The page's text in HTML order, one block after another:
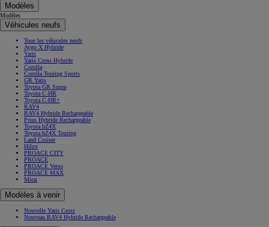
Modèles
Modèles
Véhicules neufs
Tous les véhicules neufs
Aygo X Hybride
Yaris
Yaris Cross Hybride
Corolla
Corolla Touring Sports
GR Yaris
Toyota GR Supra
Toyota C-HR
Toyota C-HR+
RAV4
RAV4 Hybride Rechargeable
Prius Hybride Rechargeable
Toyota bZ4X
Toyota bZ4X Touring
Land Cruiser
Hilux
PROACE CITY
PROACE
PROACE Verso
PROACE MAX
Mirai
Modèles à venir
Nouvelle Yaris Cross
Nouveau RAV4 Hybride Rechargeable